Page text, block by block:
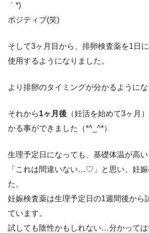
｀*)
ポジティブ(笑)
そして3ヶ月目から、排卵検査薬を1日に
使用するようになりました。
より排卵のタイミングが分かるようにな
それから1ヶ月後 （妊活を始めて3ヶ月
かる事ができました（*^_^*）
生理予定日になっても、基礎体温が高い
「これは間違いない…♡」と思い、妊
た。
妊娠検査薬は生理予定日の1週間後から
ています。
試しても陰性かもしれない…分かって